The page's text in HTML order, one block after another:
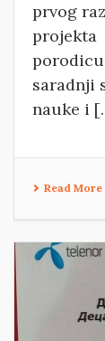
prvog
projekta
saradnji
nauke i
Read More